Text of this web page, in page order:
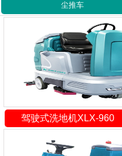
尘推车
驾驶式洗地机XLX-960